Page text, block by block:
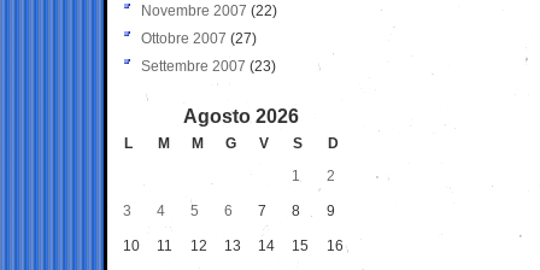
Novembre 2007 (22)
Ottobre 2007 (27)
Settembre 2007 (23)
Agosto 2026
L M M G V S
D
1
2
3 4 5 6 7 8 9
10 11 12 13 14 15 16